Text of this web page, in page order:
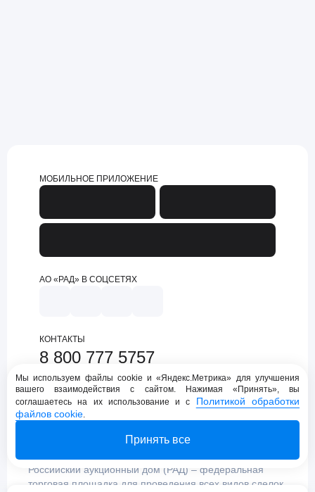
МОБИЛЬНОЕ ПРИЛОЖЕНИЕ
АО «РАД» В СОЦСЕТЯХ
КОНТАКТЫ
8 800 777 5757
support@lot-online.ru
Техническая поддержка
Российский аукционный дом (РАД) – федеральная
торговая площадка для проведения всех видов сделок
Мы используем файлы cookie и «Яндекс.Метрика» для улучшения
вашего взаимодействия с сайтом. Нажимая «Принять», вы
соглашаетесь на их использование и с Политикой обработки
файлов cookie.
Принять все